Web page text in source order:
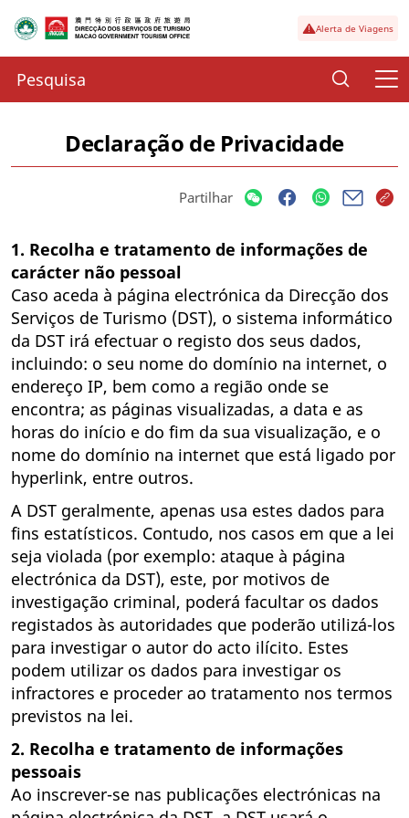
Alerta de Viagens
Declaração de Privacidade
Partilhar
1. Recolha e tratamento de informações de
carácter não pessoal
Caso aceda à página electrónica da Direcção dos
Serviços de Turismo (DST), o sistema informático
da DST irá efectuar o registo dos seus dados,
incluindo: o seu nome do domínio na internet, o
endereço IP, bem como a região onde se
encontra; as páginas visualizadas, a data e as
horas do início e do fim da sua visualização, e o
nome do domínio na internet que está ligado por
hyperlink, entre outros.
A DST geralmente, apenas usa estes dados para
fins estatísticos. Contudo, nos casos em que a lei
seja violada (por exemplo: ataque à página
electrónica da DST), este, por motivos de
investigação criminal, poderá facultar os dados
registados às autoridades que poderão utilizá-los
para investigar o autor do acto ilícito. Estes
podem utilizar os dados para investigar os
infractores e proceder ao tratamento nos termos
previstos na lei.
2. Recolha e tratamento de informações
pessoais
Ao inscrever-se nas publicações electrónicas na